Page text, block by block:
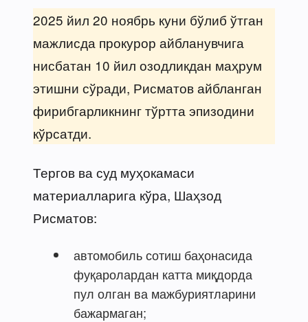
2025 йил 20 ноябрь куни бўлиб ўтган
мажлисда прокурор айбланувчига
нисбатан 10 йил озодликдан маҳрум
этишни сўради, Рисматов айбланган
фирибгарликнинг тўртта эпизодини
кўрсатди.
Тергов ва суд муҳокамаси
материалларига кўра, Шаҳзод
Рисматов:
автомобиль сотиш баҳонасида
фуқаролардан катта миқдорда
пул олган ва мажбуриятларини
бажармаган;